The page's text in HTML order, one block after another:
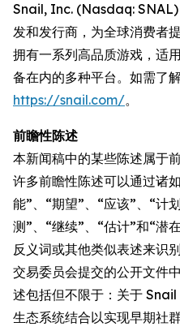
Snail, Inc. (Nasdaq: SNAL)
发和发行商，为全球消费者
拥有一系列高品质游戏，适
备在内的多种平台。如需了
https://snail.com/。
前瞻性陈述
本新闻稿中的某些陈述属于
许多前瞻性陈述可以通过诸
能”、“期望”、“应该”、“计
测”、“继续”、“估计”和“潜
反义词或其他类似表述来识
交易委员会提交的公开文件
述包括但不限于：关于
生态系统结合以实现早期社